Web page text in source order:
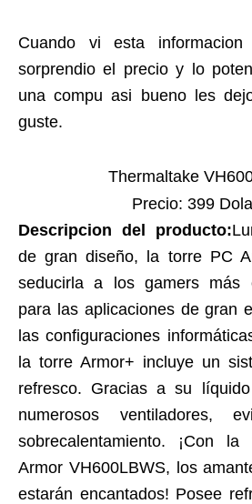
Cuando vi esta
sorprendio el precio y lo
una compu asi bueno les
guste.
Thermaltake
Precio: 399
Descripcion del producto:
de gran diseño, la torre PC
seducirla a los gamers más
para las aplicaciones de gran
las configuraciones
la torre Armor+ incluye un
refresco. Gracias a su
numerosos ventiladores,
sobrecalentamiento. ¡Con la
Armor VH600LBWS, los
estarán encantados! Posee